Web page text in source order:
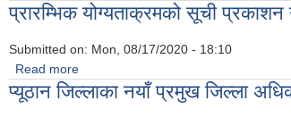
प्रारम्भिक योग्यताक्रमको सूची प्रकाशन
Submitted on: Mon, 08/17/2020 - 18:10
Read more
प्यूठान जिल्लाका नयाँ प्रमुख जिल्ला